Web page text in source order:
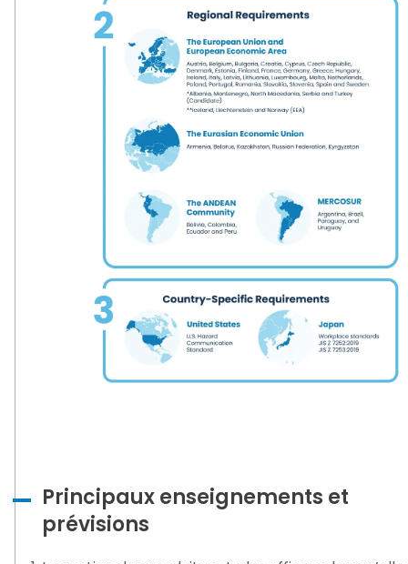
Principaux enseignements et
prévisions